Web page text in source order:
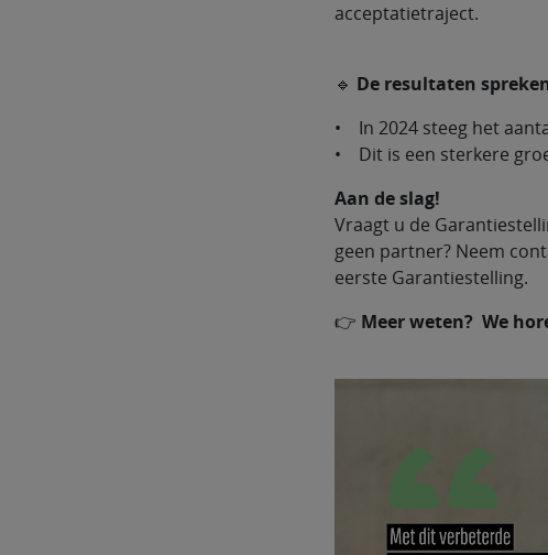
acceptatietraject.
🔹 De resultaten
• In 2024 steeg het
• Dit is een sterkere
Aan de slag!
Vraagt u de
geen partner? Neem
eerste Garantiestelling.
👉 Meer weten? We